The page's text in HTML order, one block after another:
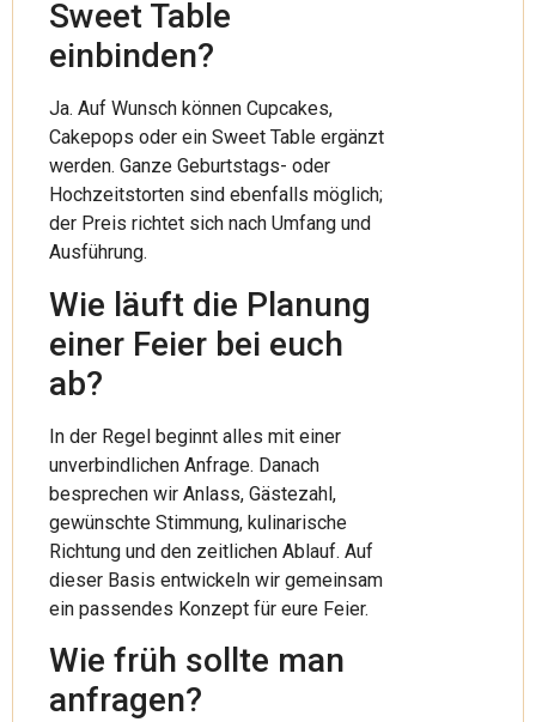
Sweet Table
einbinden?
Ja. Auf Wunsch können Cupcakes,
Cakepops oder ein Sweet Table ergänzt
werden. Ganze Geburtstags- oder
Hochzeitstorten sind ebenfalls möglich;
der Preis richtet sich nach Umfang und
Ausführung.
Wie läuft die Planung
einer Feier bei euch
ab?
In der Regel beginnt alles mit einer
unverbindlichen Anfrage. Danach
besprechen wir Anlass, Gästezahl,
gewünschte Stimmung, kulinarische
Richtung und den zeitlichen Ablauf. Auf
dieser Basis entwickeln wir gemeinsam
ein passendes Konzept für eure Feier.
Wie früh sollte man
anfragen?